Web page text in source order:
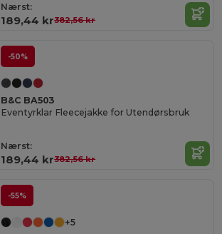
Nærst:
189,44 kr382,56 kr
-50%
B&C BA503
Eventyrklar Fleecejakke for Utendørsbruk
Nærst:
189,44 kr382,56 kr
-55%
+5